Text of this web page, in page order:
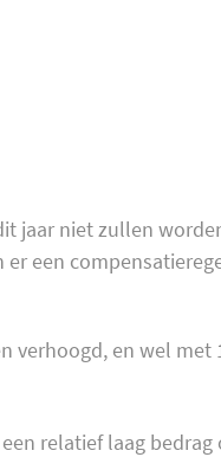
jaar niet zullen
een
en wel met
relatief laag bedrag